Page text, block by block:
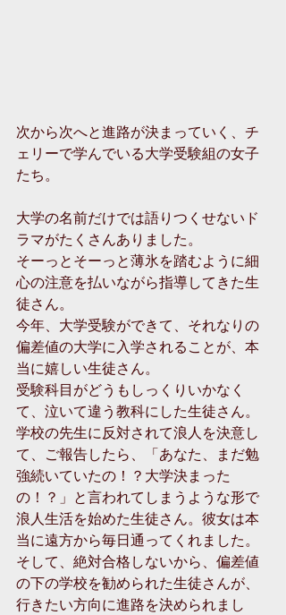
次から次へと進路が決まっていく、チ
ェリーで学んでいる大学受験組の女子
たち。
大学の名前だけでは語りつくせないド
ラマがたくさんありました。
そーっとそーっと薄氷を踏むように細
心の注意を払いながら指導してきた生
徒さん。
今年、大学受験ができて、それなりの
偏差値の大学に入学されることが、本
当に嬉しい生徒さん。
受験科目がどうもしっくりいかなく
て、泣いて違う教科にした生徒さん。
学校の先生に反対されて浪人を決意し
て、ご報告したら、「あなた、まだ勉
強続いていたの！？大学決まった
の！？」と言われてしまうような形で
浪人生活を始めた生徒さん。彼女は本
当に遠方から毎日通ってくれました。
そして、絶対合格しないから、偏差値
の下の学校を勧められた生徒さんが、
行きたい方向に進路を決められまし